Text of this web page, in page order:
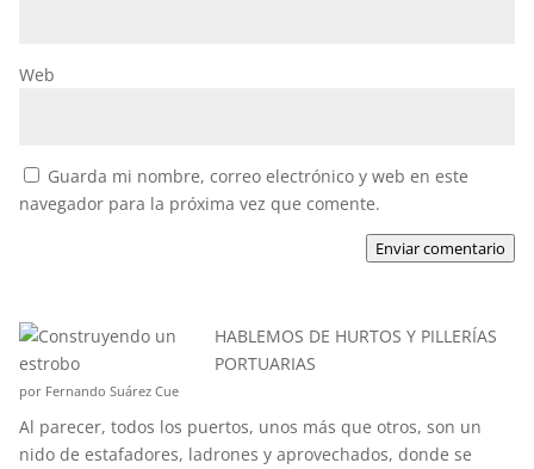
Web
Guarda mi nombre, correo electrónico y web en este
navegador para la próxima vez que comente.
Enviar comentario
HABLEMOS DE HURTOS Y PILLERÍAS
PORTUARIAS
por Fernando Suárez Cue
Al parecer, todos los puertos, unos más que otros, son un
nido de estafadores, ladrones y aprovechados, donde se